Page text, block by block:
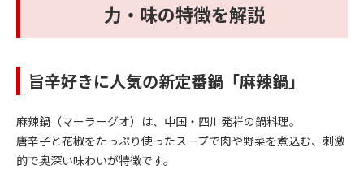
力・味の特徴を解説
旨辛好きに人気の新定番鍋「麻辣鍋」
麻辣鍋（マーラーグオ）は、中国・四川発祥の鍋料理。
唐辛子と花椒をたっぷり使ったスープで肉や野菜を煮込む、刺激
的で奥深い味わいが特徴です。